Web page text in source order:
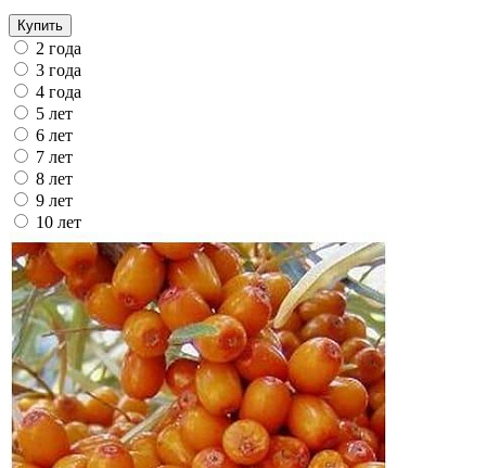
Купить
2 года
3 года
4 года
5 лет
6 лет
7 лет
8 лет
9 лет
10 лет